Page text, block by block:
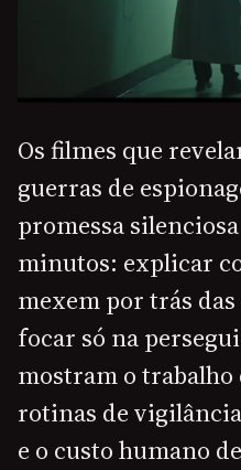
Os filmes que
guerras de
promessa
minutos: explicar
mexem por trás
focar só na
mostram o
rotinas de
e o custo humano